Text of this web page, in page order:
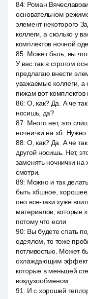
84: Роман
основательном
элемент некоторого
коллеги, а сколько у
комплектов ночной
85: Может быть, вы
У вас так в строгом
предлагаю внести
уважаемые коллеги, а
пижам вот
86: О, как? Да. А че
носишь, да?
87: Много нет, это
ночнички на хб.
88: О, как? Да. А че
другой носишь. Нет,
заменять ночнички
смотри.
89: Можно и так
быть хбшное,
оно все-таки хуже
материалов, которые
потому что если
90: Вы будете спать
одеялом, то тоже
потливостью. Может
охлаждающим
которые в меньшей
воздухообменом.
91: И с хорошей